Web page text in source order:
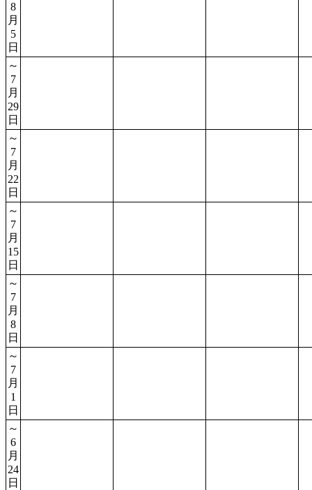
8
月
5
日
～
7
月
29
日
～
7
月
22
日
～
7
月
15
日
～
7
月
8
日
～
7
月
1
日
～
6
月
24
日